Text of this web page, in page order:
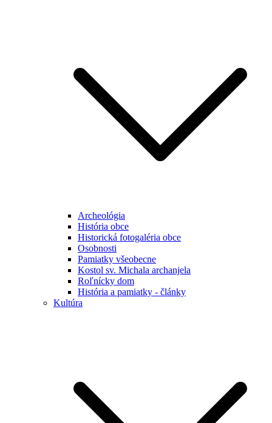
Archeológia
História obce
Historická fotogaléria obce
Osobnosti
Pamiatky všeobecne
Kostol sv. Michala archanjela
Roľnícky dom
História a pamiatky - články
Kultúra